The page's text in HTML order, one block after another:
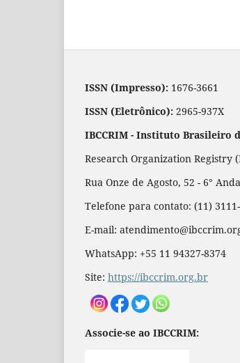
ISSN (Impresso): 1676-3661
ISSN (Eletrônico): 2965-937X
IBCCRIM - Instituto Brasileiro
Research Organization Registry
Rua Onze de Agosto, 52 - 6°
Telefone para contato: (11)
E-mail:
WhatsApp: +55 11 94327-8374
Site: https://ibccrim.org.br
Associe-se ao IBCCRIM: